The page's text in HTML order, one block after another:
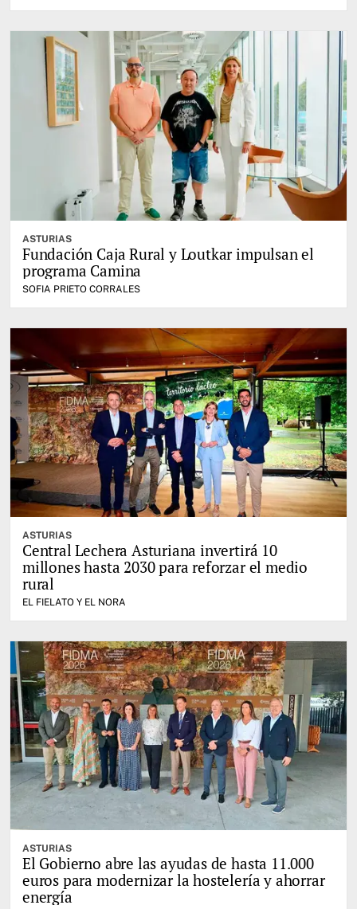
ASTURIAS
Fundación Caja Rural y Loutkar impulsan el
programa Camina
SOFIA PRIETO CORRALES
ASTURIAS
Central Lechera Asturiana invertirá 10
millones hasta 2030 para reforzar el medio
rural
EL FIELATO Y EL NORA
ASTURIAS
El Gobierno abre las ayudas de hasta 11.000
euros para modernizar la hostelería y ahorrar
energía